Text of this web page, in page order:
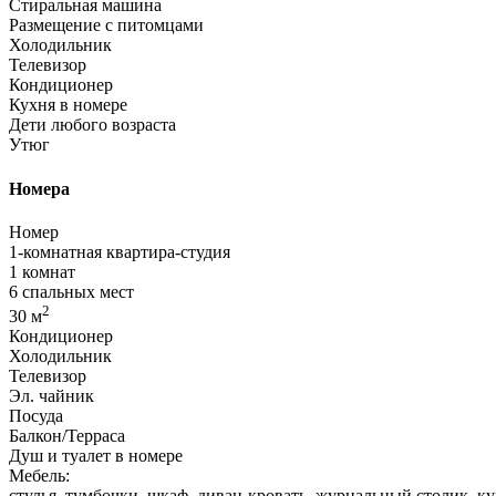
Стиральная машина
Размещение с питомцами
Холодильник
Телевизор
Кондиционер
Кухня в номере
Дети любого возраста
Утюг
Номера
Номер
1-комнатная квартира-студия
1 комнат
6 спальных мест
30 м2
Кондиционер
Холодильник
Телевизор
Эл. чайник
Посуда
Балкон/Терраса
Душ и туалет в номере
Мебель: